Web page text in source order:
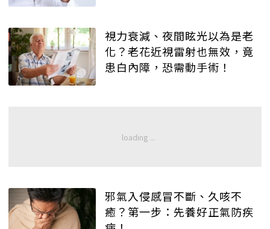
視力衰減、夜間眩光以為是老
化？老花近視雷射也無效，竟
患白內障，恐需動手術！
邪氣入侵感冒不斷、久咳不
癒？第一步：先養好正氣防疾